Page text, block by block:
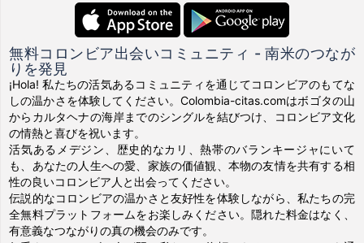
無料コロンビア出会いコミュニティ - 南米のつなが
りを発見
¡Hola! 私たちの活気あるコミュニティを通じてコロンビアのもてな
しの温かさを体験してください。Colombia-citas.comはボゴタの山
からカルタヘナの海岸までのシングルを結びつけ、コロンビア文化
の情熱と喜びを祝います。
活気あるメデジン、歴史的なカリ、熱帯のバランキージャにいて
も、あなたの人生への愛、家族の価値観、本物の友情を共有する相
性の良いコロンビア人と出会ってください。
伝説的なコロンビアの温かさと友好性を体験しながら、私たちの完
全無料プラットフォームをお楽しみください。隠れた料金はなく、
有意義なつながりの真の機会のみです。